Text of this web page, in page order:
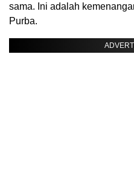
sama. Ini adalah
Purba.